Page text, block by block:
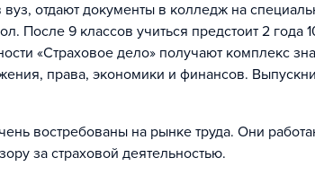
отдают документы в колледж на
После 9 классов учиться предстоит 2 года
«Страховое дело» получают комплекс
права, экономики и финансов.
востребованы на рынке труда. Они
за страховой деятельностью.